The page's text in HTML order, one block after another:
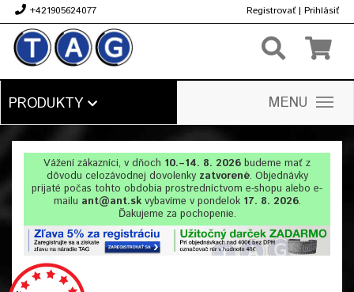
+421905624077 Registrovať | Prihlásiť
PRODUKTY MENU
Vážení zákazníci, v dňoch 10.–14. 8. 2026 budeme mať z
dôvodu celozávodnej dovolenkyzatvorené. Objednávky
prijaté počas tohto obdobia prostredníctvom e-shopu alebo e-
mailu ant@ant.skvybavíme v pondelok 17. 8. 2026.
Ďakujeme za pochopenie.